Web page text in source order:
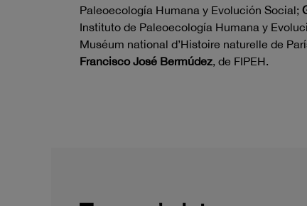
Paleoecología Humana y Evolución Social;
Instituto de Paleoecología Humana y
Muséum national d’Histoire naturelle de
Francisco José Bermúdez, de FIPEH.